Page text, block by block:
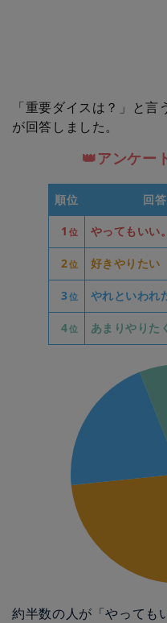
「重要ダイスは？」と
が回答しました。
👑アンケー
順位 回答
1 位 やってもいい
2位 好きやりたい
3位 やれといわれ
4位 あまりやりた
約半数の人が「やっても